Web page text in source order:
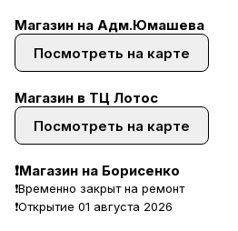
Магазин на Адм.Юмашева
Посмотреть на карте
Магазин в ТЦ Лотос
Посмотреть на карте
❗Магазин на Борисенко
❗Временно закрыт на ремонт
❗Открытие 01 августа 2026